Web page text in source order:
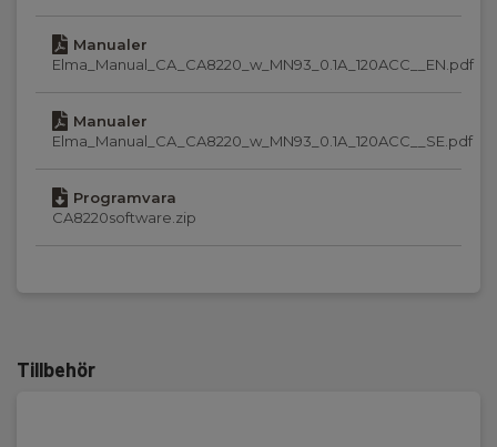
AC V område:
Display :
Minne:
Kommunikation:
Manualer
Elma_Manual_CA_CA8220_w_MN93_0.1A_120ACC__EN.pdf
Manualer
Elma_Manual_CA_CA8220_w_MN93_0.1A_120ACC__SE.pdf
Programvara
CA8220software.zip
Tillbehör